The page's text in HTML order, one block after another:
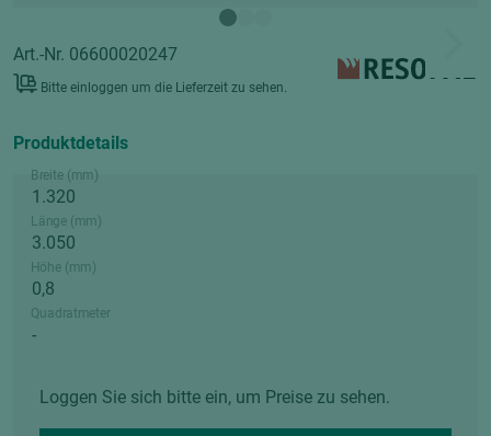
Art.-Nr. 06600020247
Bitte einloggen um die Lieferzeit zu sehen.
Produktdetails
Breite (mm)
Länge (mm)
Höhe (mm)
Quadratmeter
Loggen Sie sich bitte ein, um Preise zu sehen.